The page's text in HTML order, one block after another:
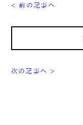
< 前の記事へ
次の記事へ >